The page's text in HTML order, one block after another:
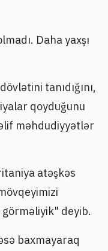
Daha yaxşı
tanıdığını,
qoyduğunu
məhdudiyyətlər
atəşkəs
deyib.
baxmayaraq